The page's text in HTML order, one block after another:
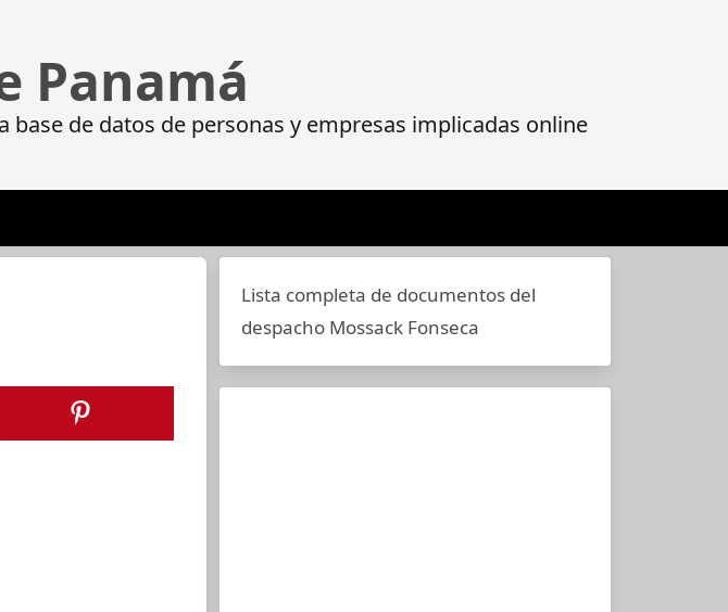
Panamá
base de datos de personas y empresas implicadas online
Lista completa de documentos del
despacho Mossack Fonseca